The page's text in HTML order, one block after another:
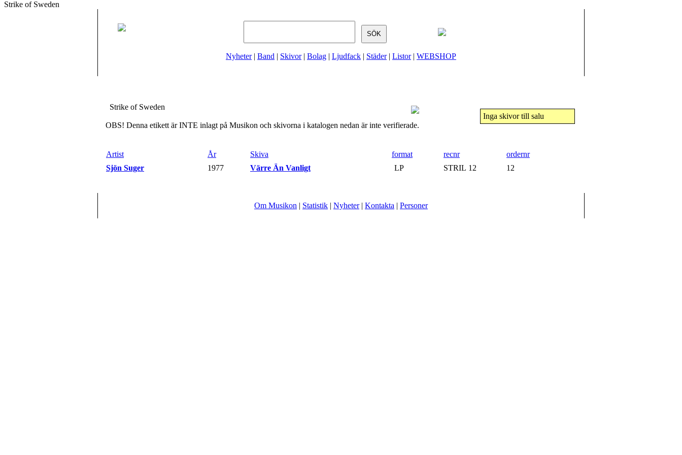
Strike of Sweden
Nyheter| Band | Skivor| Bolag | Ljudfack | Städer| Listor| WEBSHOP
Strike of Sweden
OBS! Denna etikett är INTE inlagt på Musikon och skivorna i katalogen nedan är inte verifierade.
Inga skivor till salu
Artist År Skiva format recnr
ordernr
Sjön Suger
1977 Värre Än Vanligt LP STRIL 12 12
Om Musikon | Statistik | Nyheter| Kontakta | Personer